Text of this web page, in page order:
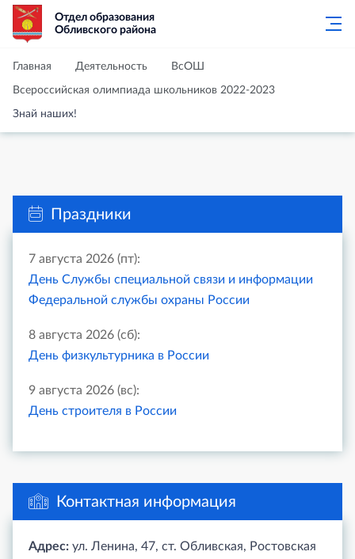
Отдел образования
Обливского района
Главная Деятельность ВсОШ
Всероссийская олимпиада школьников 2022-2023
Знай наших!
Праздники
7 августа 2026 (пт):
День Службы специальной связи и информации
Федеральной службы охраны России
8 августа 2026 (сб):
День физкультурника в России
9 августа 2026 (вс):
День строителя в России
Контактная информация
Адрес: ул. Ленина, 47, ст. Обливская, Ростовская